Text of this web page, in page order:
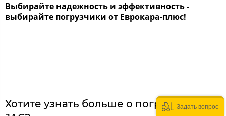
Выбирайте надежность и эффективность -
выбирайте погрузчики от Еврокара-плюс!
Хотите узнать больше о погрузчиках
Задать вопрос